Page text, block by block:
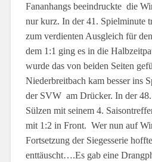
Fananhangs beeindruckte die
nur kurz. In der 41. Spielminute
zum verdienten Ausgleich für
dem 1:1 ging es in die
wurde das von beiden Seiten
Niederbreitbach kam besser ins
der SVW am Drücker. In der
Sülzen mit seinem 4.
mit 1:2 in Front. Wer nun auf
Fortsetzung der Siegesserie
enttäuscht….Es gab eine